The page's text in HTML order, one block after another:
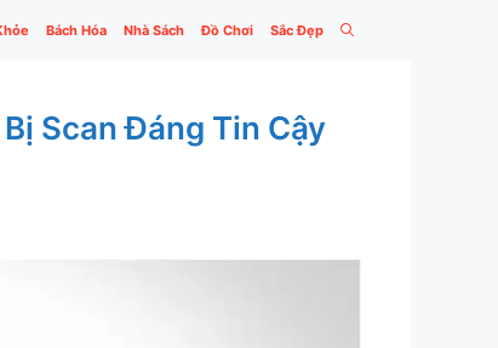
Bách Hóa Nhà Sách Đồ Chơi Sắc Đẹp
Scan Đáng Tin Cậy